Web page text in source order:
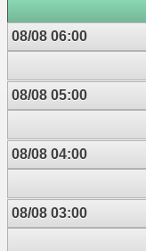
08/08 06:00
08/08 05:00
08/08 04:00
08/08 03:00